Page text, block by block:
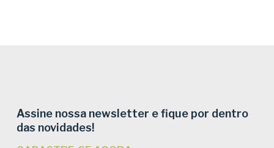
Assine nossa newsletter e fique por dentro
das novidades!